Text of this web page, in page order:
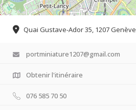
Quai Gustave-Ador 35, 1207 Genève
portminiature1207@gmail.com
Obtenir l'itinéraire
076 585 70 50